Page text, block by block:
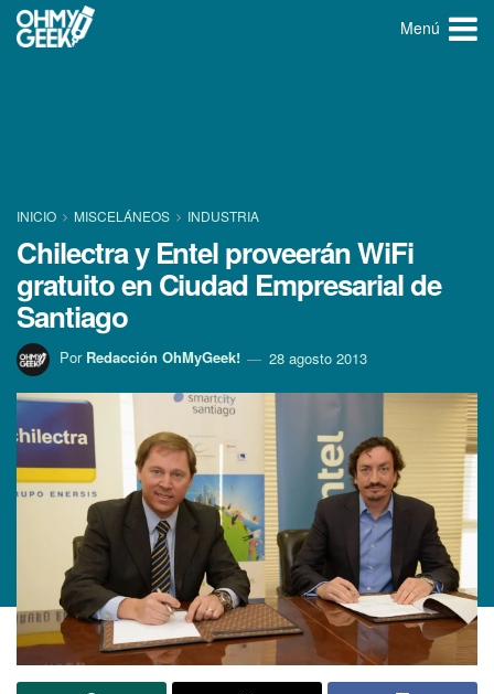
Menú
INICIO MISCELÁNEOS INDUSTRIA
Chilectra y Entel proveerán WiFi
gratuito en Ciudad Empresarial de
Santiago
Por Redacción OhMyGeek! 28 agosto 2013